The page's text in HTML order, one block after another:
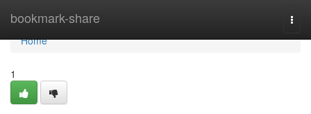
bookmark-share
Home
Home
1